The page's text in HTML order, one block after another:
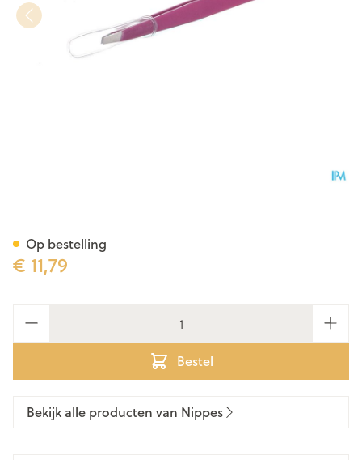
€ 11,79
Bestel
Op bestelling
Bekijk alle producten van Nippes